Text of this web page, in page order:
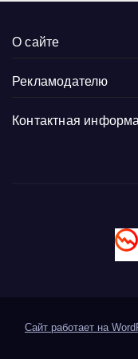
О сайте
Рекламодателю
Контактная
Сайт работает на